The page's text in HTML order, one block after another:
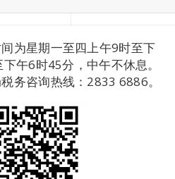
为星期一至四上午9时至下
午6时45分，中午不休息。
务咨询热线：2833 6886。